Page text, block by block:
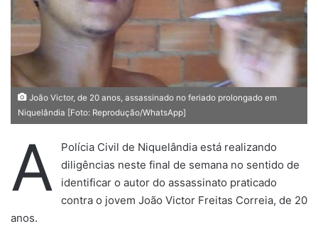
m
João Victor, de 20 anos, assassinado no feriado prolongado em
Niquelândia [Foto: Reprodução/WhatsApp]
A
Polícia Civil de Niquelândia está realizando
diligências neste final de semana no sentido de
identificar o autor do assassinato praticado
contra o jovem João Victor Freitas Correia, de 20
anos.